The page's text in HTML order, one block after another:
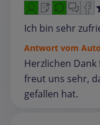
Ich bin sehr
Antwort vom
Herzlichen Dank
freut uns sehr,
gefallen hat.